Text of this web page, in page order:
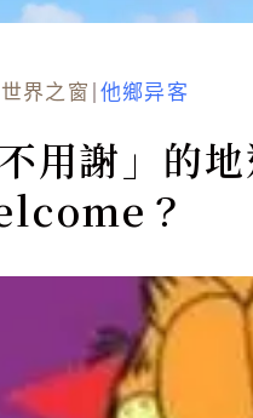
世界之窗 他鄉异客
不用謝」的
？